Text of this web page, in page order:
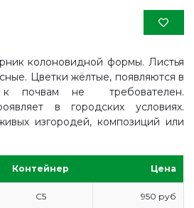
колоновидной формы. Листья
Цветки жёлтые, появляются в
к почвам не требователен.
в городских условиях.
изгородей, композиций или
Контейнер Цена
С5 950 руб